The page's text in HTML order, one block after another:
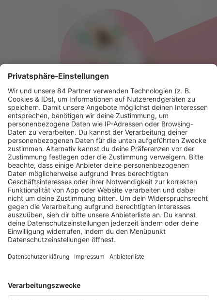
HOME
RADIOS
barba radio
Lagerfeuer
Füße hoch
Schmusekatze
Song Contest
Mädelsabend
Ich hasse Sport
Sonntag Morgen